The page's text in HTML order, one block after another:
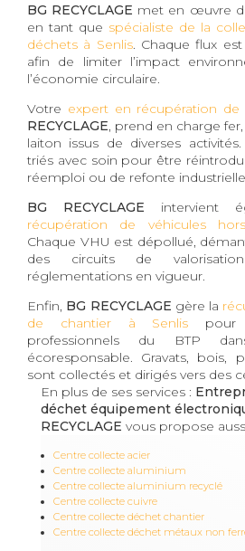
BG RECYCLAGE met en œuvre
en tant que spécialiste de la
déchets à Senlis. Chaque flux
afin de limiter l’impact
l’économie circulaire.
Votre expert en récupération de
RECYCLAGE, prend en charge
laiton issus de diverses
triés avec soin pour être
réemploi ou de refonte
BG RECYCLAGE intervient
récupération de véhicules
Chaque VHU est dépollué,
des circuits de
réglementations en vigueur.
Enfin, BG RECYCLAGE gère la
de chantier à Senlis pour
professionnels du BTP
écoresponsable. Gravats, bois,
sont collectés et dirigés vers des
En plus de ses services :
déchet équipement
RECYCLAGE vous propose
Centre collecte acier
Centre collecte aluminium
Centre collecte aluminium recyclé
Centre collecte cuivre
Centre collecte déchet chantier
Centre collecte déchet métaux non